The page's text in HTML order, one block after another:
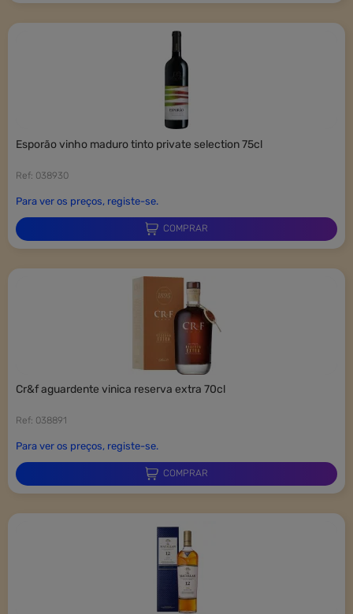
esporão vinho maduro tinto private selection 75cl
Ref: 038930
Para ver os preços, registe-se.
COMPRAR
cr&f aguardente vinica reserva extra 70cl
Ref: 038891
Para ver os preços, registe-se.
COMPRAR
É necessário ter sessão iniciada para guardar produtos na sua lista
Cancelar